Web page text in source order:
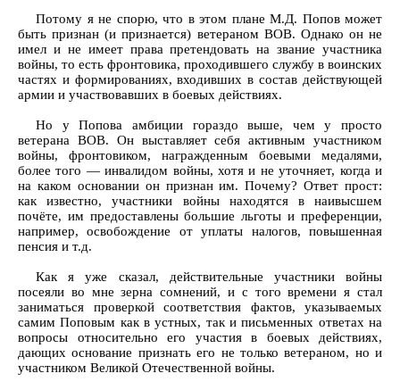
Потому я не спорю, что в этом плане М.Д. Попов может
быть признан (и признается) ветераном ВОВ. Однако он не
имел и не имеет права претендовать на звание участника
войны, то есть фронтовика, проходившего службу в воинских
частях и формированиях, входивших в состав действующей
армии и участвовавших в боевых действиях.
Но у Попова амбиции гораздо выше, чем у просто
ветерана ВОВ. Он выставляет себя активным участником
войны, фронтовиком, награжденным боевыми медалями,
более того — инвалидом войны, хотя и не уточняет, когда и
на каком основании он признан им. Почему? Ответ прост:
как известно, участники войны находятся в наивысшем
почёте, им предоставлены большие льготы и преференции,
например, освобождение от уплаты налогов, повышенная
пенсия и т.д.
Как я уже сказал, действительные участники войны
посеяли во мне зерна сомнений, и с того времени я стал
заниматься проверкой соответствия фактов, указываемых
самим Поповым как в устных, так и письменных ответах на
вопросы относительно его участия в боевых действиях,
дающих основание признать его не только ветераном, но и
участником Великой Отечественной войны.